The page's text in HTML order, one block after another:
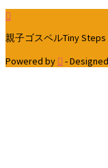
親子ゴスペルTiny Steps
Powered by
-